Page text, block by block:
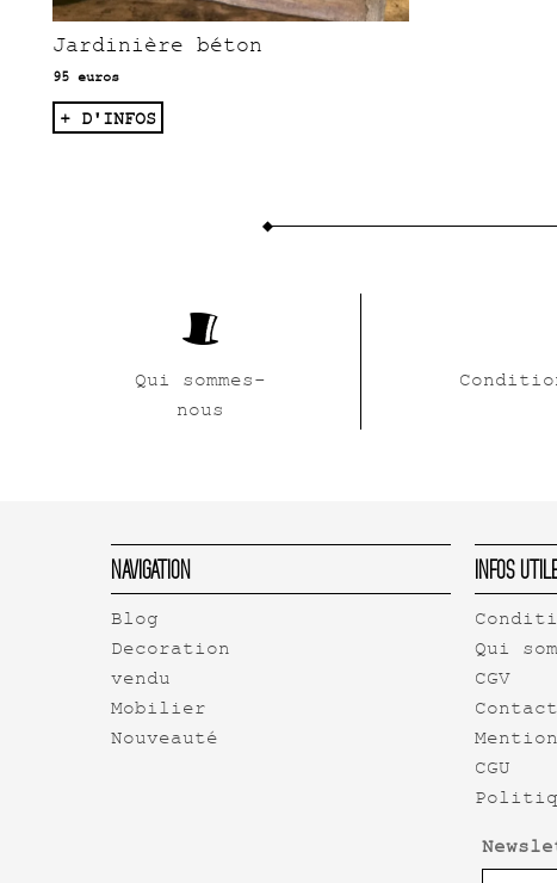
Jardinière béton
95 euros
+ D'INFOS
Qui sommes-
nous
Navigation
Blog
Decoration
vendu
Mobilier
Nouveauté
Infos
Qui
CGV
CGU